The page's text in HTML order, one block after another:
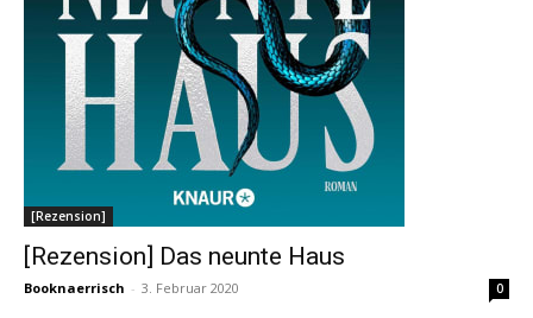
[Rezension]
[Rezension] Das neunte Haus
Booknaerrisch - 3. Februar 2020 0